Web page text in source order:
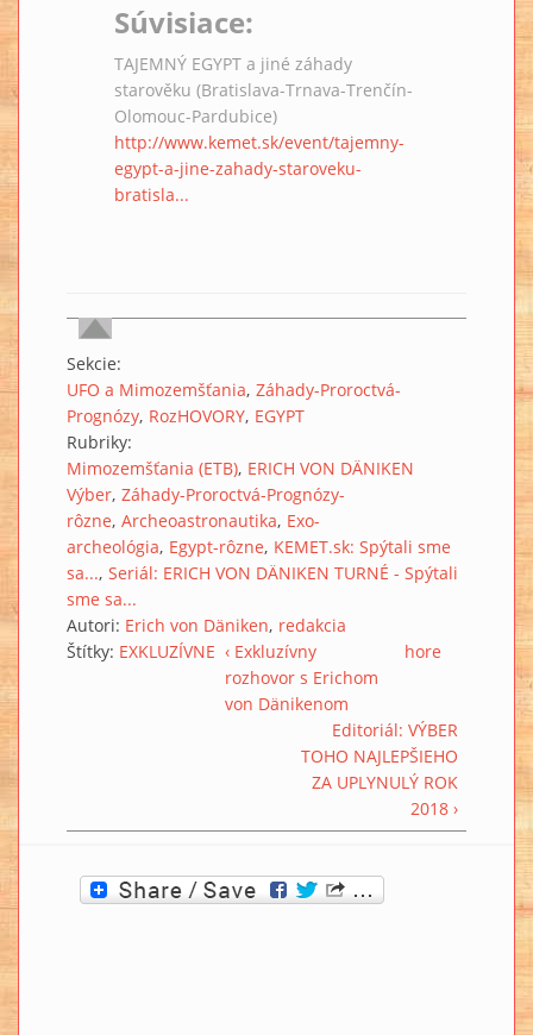
Súvisiace:
TAJEMNÝ EGYPT a jiné záhady
starověku (Bratislava-Trnava-Trenčín-
Olomouc-Pardubice)
http://www.kemet.sk/event/tajemny-
egypt-a-jine-zahady-staroveku-
bratisla...
Sekcie:
UFO a Mimozemšťania Záhady-Proroctvá-
Prognózy RozHOVORY EGYPT
Rubriky:
Mimozemšťania (ETB) ERICH VON DÄNIKEN
Výber Záhady-Proroctvá-Prognózy-
rôzne Archeoastronautika Exo-
archeológia Egypt-rôzne KEMET.sk: Spýtali sme
sa... Seriál: ERICH VON DÄNIKEN TURNÉ - Spýtali
sme sa...
Autori: Erich von Däniken redakcia
Štítky: EXKLUZÍVNE ‹ Exkluzívny
rozhovor s Erichom
von Dänikenom
hore
Editoriál: VÝBER
TOHO NAJLEPŠIEHO
ZA UPLYNULÝ ROK
2018 ›